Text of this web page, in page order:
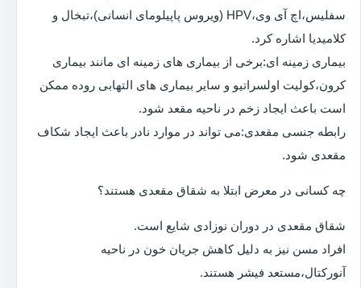
سفلیس،اچ آی وی،HPV (ویروس پاپیلومای انسانی)،تبخال و
کلامیدیا اشاره کرد.
بیماری زمینه ای:برخی از بیماری های زمینه ای مانند بیماری
کرون،کولیت اولسراتیو و سایر بیماری های التهابی روده ممکن
است باعث ایجاد زخم در ناحیه مقعد شود.
رابطه جنسی مقعدی:می تواند در موارد نادر باعث ایجاد شکاف
مقعدی شود.
چه کسانی در معرض ابتلا به شقاق مقعدی هستند؟
شقاق مقعدی در دوران نوزادی شایع است.
افراد مسن نیز به دلیل کاهش جریان خون در ناحیه
آنورکتال،مستعد فیشر هستند.